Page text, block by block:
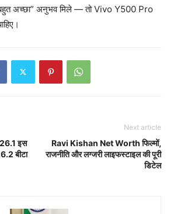
अच्छा” अनुभव मिले — तो Vivo Y500 Pro
इस
बीटा
Next article
Ravi Kishan Net Worth फिल्मों,
राजनीति और लग्जरी लाइफस्टाइल की पूरी
डिटेल